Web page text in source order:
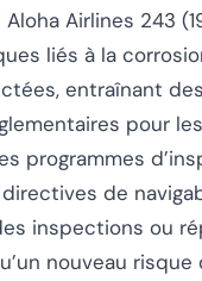
Airlines 243
liés à la
entraînant des
pour
programmes
de
inspections ou
nouveau risque